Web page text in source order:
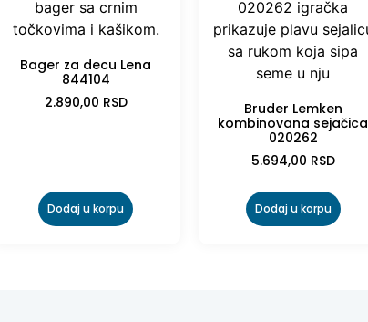
Bager za decu Lena
844104
2.890,00 RSD
Dodaj u korpu
Bruder Lemken
kombinovana sejačica
020262
5.694,00 RSD
Dodaj u korpu